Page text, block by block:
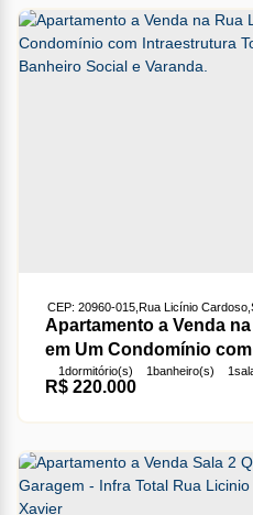
Apartamento a Venda
em Um Condomínio
Quarto, Sala, Cozinha,
Varanda.
R$220.000
CEP: 20960-015, Rua Licínio Cardoso,
1dormitório(s) 1banheiro(s) 1